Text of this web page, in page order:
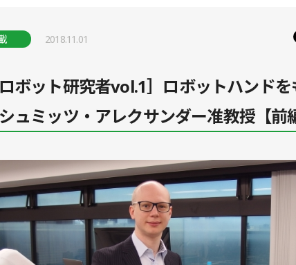
2018.11.01
ロボット研究者vol.1］ロボットハンド
ュミッツ・アレクサンダー准教授【前